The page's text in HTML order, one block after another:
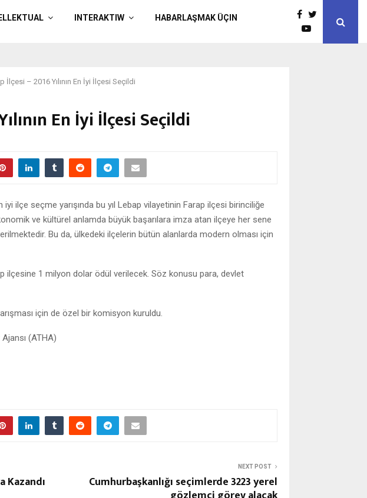
INTERAKTIW HABARLAŞMAK ÜÇIN
İlçesi – 2016 Yılının En İyi İlçesi Seçildi
En İyi İlçesi Seçildi
ilçe seçme yarışında bu yıl Lebap vilayetinin Farap ilçesi birinciliğe
ve kültürel anlamda büyük başarılara imza atan ilçeye her sene
Bu da, ülkedeki ilçelerin bütün alanlarda modern olması için
ilçesine 1 milyon dolar ödül verilecek. Söz konusu para, devlet
için de özel bir komisyon kuruldu.
(ATHA)
Kazandı
NEXT POST
Cumhurbaşkanlığı seçimlerde 3223 yerel